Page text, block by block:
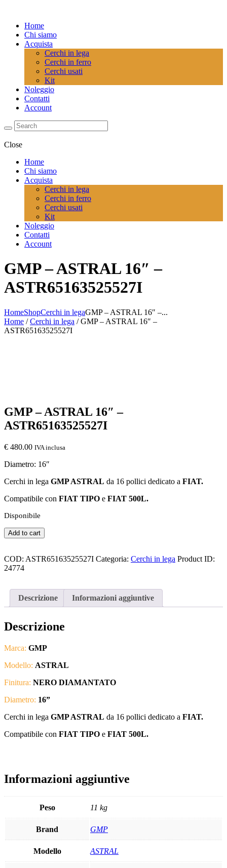
Home
Chi siamo
Acquista
Cerchi in lega
Cerchi in ferro
Cerchi usati
Kit
Noleggio
Contatti
Account
Close
Home
Chi siamo
Acquista
Cerchi in lega
Cerchi in ferro
Cerchi usati
Kit
Noleggio
Contatti
Account
GMP – ASTRAL 16″ –
ASTR65163525527I
HomeShopCerchi in legaGMP – ASTRAL 16″ –...
Home /Cerchi in lega / GMP – ASTRAL 16″ –
ASTR65163525527I
GMP – ASTRAL 16″ –
ASTR65163525527I
€ 480.00 IVA inclusa
Diametro: 16″
Cerchi in lega GMP ASTRAL da 16 pollici dedicato a FIAT.
Compatibile con FIAT TIPO e FIAT 500L.
Disponibile
GMP
-
16"
-
Add to cart
COD: ASTR65163525527I Categoria: Cerchi in lega Product ID:
24774
Descrizione Informazioni aggiuntive
Descrizione
Marca: GMP
Modello: ASTRAL
Finitura: NERO DIAMANTATO
Diametro: 16”
Cerchi in lega GMP ASTRAL da 16 pollici dedicato a FIAT.
Compatibile con FIAT TIPO e FIAT 500L.
Informazioni aggiuntive
Peso 11 kg
Brand GMP
Modello ASTRAL